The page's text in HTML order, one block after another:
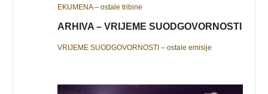
EKUMENA – ostale tribine
ARHIVA – VRIJEME SUODGOVORNOSTI
VRIJEME SUODGOVORNOSTI – ostale emisije